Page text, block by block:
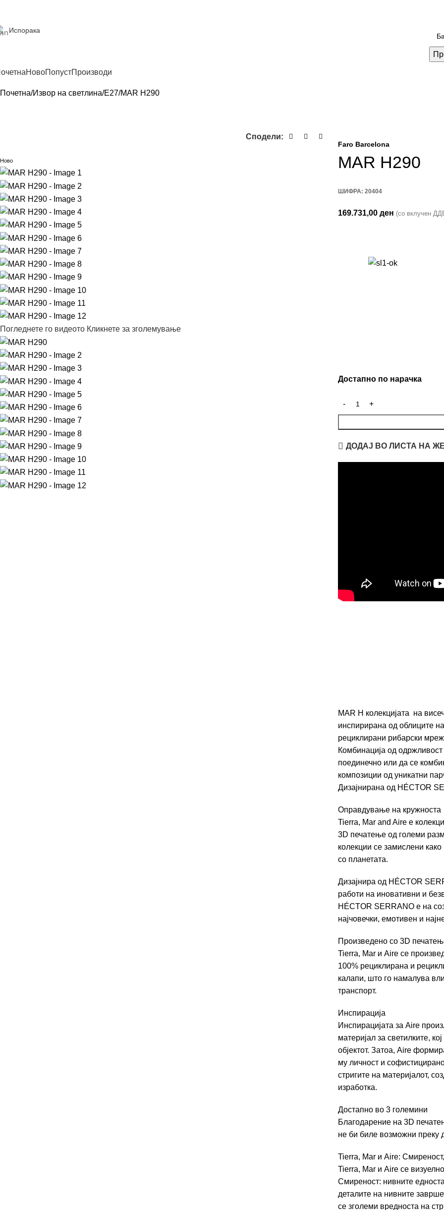
Испорака
НовоПопустПроизводи
Почетна Извор на светлина E27 MAR H290
Сподели:
Ново
Погледнете го видеото Кликнете за зголемување
Faro Barcelona
MAR H290
ШИФРА: 20404
169.731,00 ден (со вклучен
Достапно по нарачка
ДОДАЈ ВО ЛИСТА НА
MAR H колекцијата на
инспирирана од облиците
рециклирани рибарски
Комбинација од
поединечно или да се
композиции од уникатни
Дизајнирана од HÉCTOR
Оправдување на кружноста
Tierra, Mar and Aire е
3D печатење од големи
колекции се замислени
со планетата.
Дизајнира од HÉCTOR
работи на иновативни и
HÉCTOR SERRANO е на
најчовечки, емотивен и
Произведено со 3D
Tierra, Mar и Aire се
100% рециклирана и
калапи, што го намалува
транспорт.
Инспирација
Инспирацијата за Aire
материјал за светилките,
објектот. Затоа, Aire
му личност и
стригите на материјалот,
изработка.
Достапно во 3 големини
Благодарение на 3D
не би биле возможни преку
Tierra, Mar и Aire:
Tierra, Mar и Aire се
Смиреност: нивните
деталите на нивните
се зголеми вредноста на